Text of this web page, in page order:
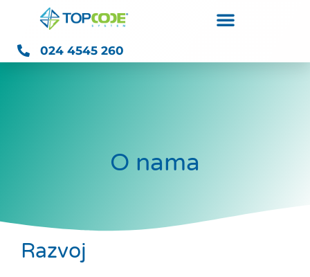
024 4545 260
O nama
Razvoj